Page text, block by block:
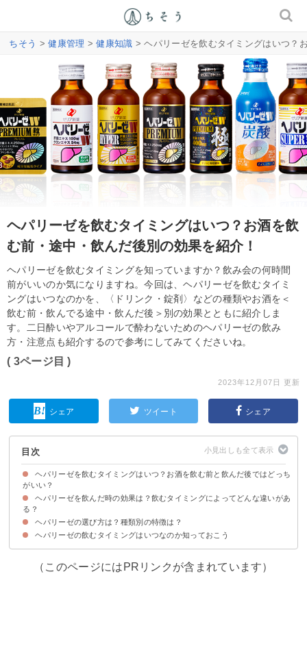
ちそう >健康管理 >健康知識 > ヘパリーゼを飲むタイミングはいつ？
ヘパリーゼを飲むタイミングはいつ？お酒を飲
む前・途中・飲んだ後別の効果を紹介！
ヘパリーゼを飲むタイミングを知っていますか？飲み会の何時間
前がいいのか気になりますね。今回は、ヘパリーゼを飲むタイミ
ングはいつなのかを、〈ドリンク・錠剤〉などの種類やお酒を＜
飲む前・飲んでる途中・飲んだ後＞別の効果とともに紹介しま
す。二日酔いやアルコールで酔わないためのヘパリーゼの飲み
方・注意点も紹介するので参考にしてみてくださいね。
( 3ページ目 )
2023年12月07日 更新
シェア ツイート シェア
目次
ヘパリーゼを飲むタイミングはいつ？お酒を飲む前と飲んだ後ではどっち
がいい？
ヘパリーゼは飲酒の30分前に飲むのがおすすめ
ヘパリーゼの量はドリンクなら1本・錠剤なら3粒程度を目安に飲もう
ヘパリーゼを飲んだ時の効果は？飲むタイミングによってどんな違いがあ
る？
①飲酒前に飲んだ場合の効果
②飲酒途中に飲む場合の効果
③飲酒後にあとから飲んだ場合の効果
④休肝日や飲酒から時間が経ったタイミングで飲む場合
ヘパリーゼの選び方は？種類別の特徴は？
選び方のコツ
①ヘパリーゼW 100mlx10本（3,480円）
②ヘパリーゼW HYPER 100mlx10本（4,480円）
③ヘパリーゼW PREMIUM 100mlx10本（6,400円）
④ヘパリーゼW PREMIUM極 100mlx10本（9,600円）
⑤ヘパリーゼSUPER 100mlx50本（14,223円）
⑥ヘパリーゼSUPER Rich 100ml×50本（15,980円）
⑦ヘパリーゼW 粒タイプ 2粒x10袋（1,680円）
ヘパリーゼの飲むタイミングはいつなのか知っておこう
（このページにはPRリンクが含まれています）